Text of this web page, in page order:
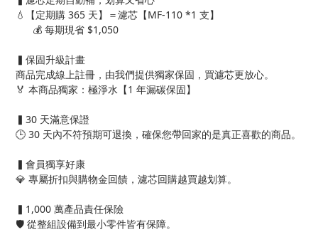
💧【定期購 365 天】＝濾芯【MF-110 *1 支】
      💰 每期現省 $1,050
▍保固升級計畫
商品完成線上註冊，由我們提供獨家保固，買濾芯更放心。
🏅 本商品獨家：極淨水【1 年漏碳保固】
▍30 天滿意保證
🕒 30 天內不符預期可退換，確保您帶回家的是真正喜歡的商品。
▍會員獨享好康
💎 專屬折扣與購物金回饋，濾芯回購越買越划算。
▍1,000 萬產品責任保險
🛡️ 從整組設備到最小零件皆有保障。